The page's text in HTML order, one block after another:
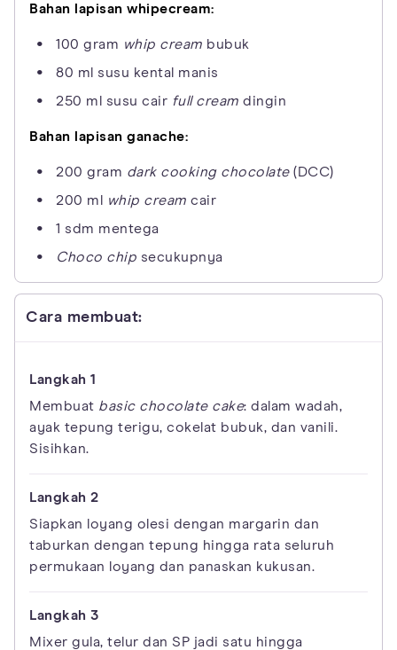
Bahan lapisan whipecream:
100 gram whip cream bubuk
80 ml susu kental manis
250 ml susu cair full cream dingin
Bahan lapisan ganache:
200 gram dark cooking chocolate(DCC)
200 ml
whip cream cair
1 sdm mentega
Choco chip secukupnya
Cara membuat:
Membuat basic chocolate cake: dalam wadah,
ayak tepung terigu, cokelat bubuk, dan vanili.
Sisihkan.
Siapkan loyang olesi dengan margarin dan
taburkan dengan tepung hingga rata seluruh
permukaan loyang dan panaskan kukusan.
Mixer gula, telur dan SP jadi satu hingga